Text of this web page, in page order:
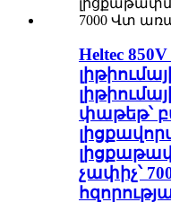
Heltec
փաթեթ՝
չափիչ՝